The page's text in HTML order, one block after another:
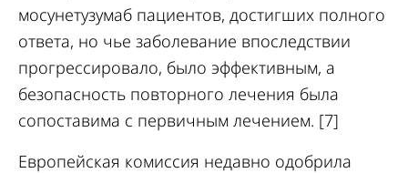
мосунетузумаб пациентов, достигших полного
ответа, но чье заболевание впоследствии
прогрессировало, было эффективным, а
безопасность повторного лечения была
сопоставима с первичным лечением. [7]
Eвропейская комиссия недавно одобрила